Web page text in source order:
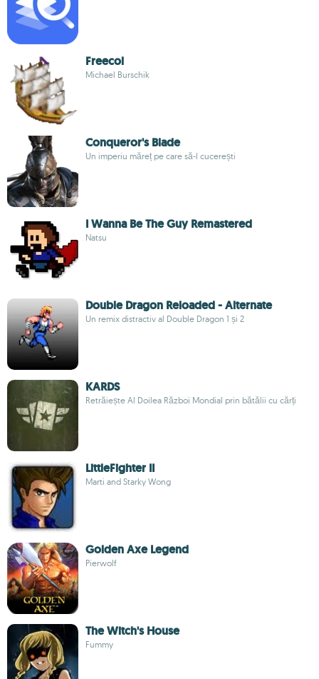
Freecol
Michael Burschik
Conqueror's Blade
Un imperiu măreț pe care să-l cucerești
I Wanna Be The Guy Remastered
Natsu
Double Dragon Reloaded - Alternate
Un remix distractiv al Double Dragon 1 și 2
KARDS
Retrăiește Al Doilea Război Mondial prin bătălii cu cărți
LittleFighter II
Marti and Starky Wong
Golden Axe Legend
Pierwolf
The Witch's House
Fummy